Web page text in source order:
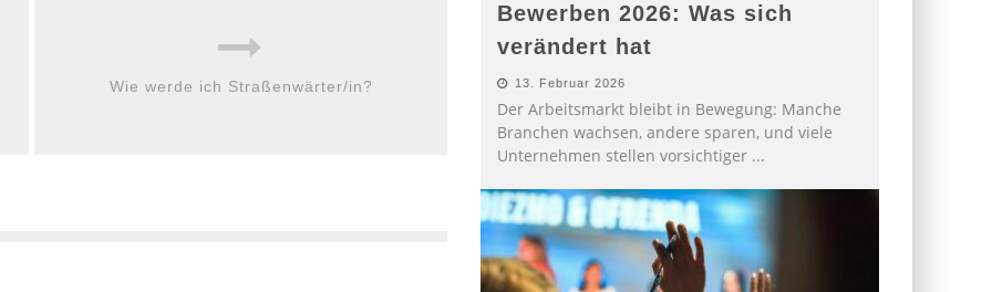
Wie werde ich Straßenwärter/in?
Bewerben 2026: Was sich
verändert hat
13. Februar 2026
Der Arbeitsmarkt bleibt in Bewegung: Manche
Branchen wachsen, andere sparen, und viele
Unternehmen stellen vorsichtiger ...